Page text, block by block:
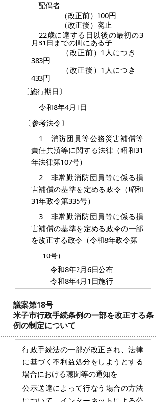
配偶者
（改正前）100円
（改正後）廃止
22歳に達する日以後の最初の3
月31日までの間にある子
（改正前）1人につき
383円
（改正後）1人につき
433円
〔施行期日〕
令和8年4月1日
〔参考法令〕
1 消防団員等公務災害補償等
責任共済等に関する法律（昭和31
年法律第107号）
2 非常勤消防団員等に係る損
害補償の基準を定める政令（昭和
31年政令第335号）
3 非常勤消防団員等に係る損
害補償の基準を定める政令の一部
を改正する政令（令和8年政令第
10号）
令和8年2月6日公布
令和8年4月1日施行
議案第18号
米子市行政手続条例の一部を改正する条
例の制定について
行政手続法の一部が改正され、法律
に基づく不利益処分をしようとする
場合における聴聞等の通知を
公示送達によって行なう場合の方法
について、インターネットによる公